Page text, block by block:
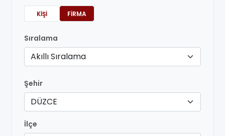
KIŞI FIRMA
Sıralama
Akıllı Sıralama
Şehir
DÜZCE
İlçe